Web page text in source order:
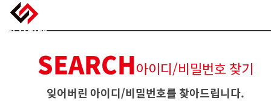
SEARCH아이디/비밀번호 찾기
잊어버린 아이디/비밀번호를 찾아드립니다.